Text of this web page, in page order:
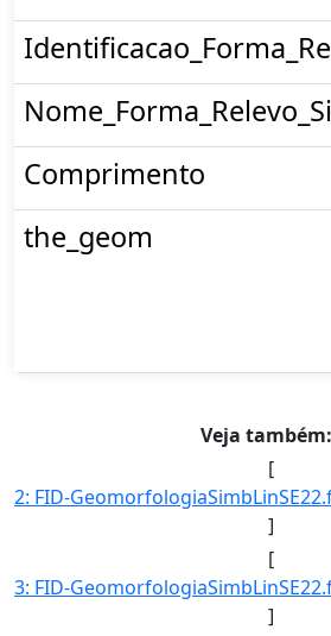
Comprimento
the_geom
Veja também:
[
]
[
]